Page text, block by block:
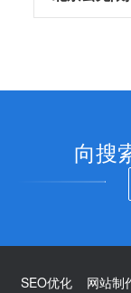
向搜
SEO优化 网站制